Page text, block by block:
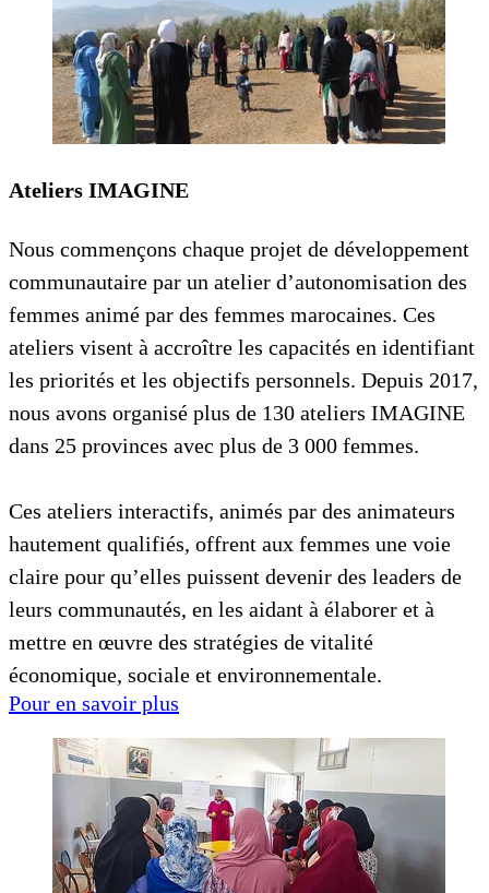
Ateliers IMAGINE
Nous commençons chaque projet de développement
communautaire par un atelier d’autonomisation des
femmes animé par des femmes marocaines. Ces
ateliers visent à accroître les capacités en identifiant
les priorités et les objectifs personnels. Depuis 2017,
nous avons organisé plus de 130 ateliers IMAGINE
dans 25 provinces avec plus de 3 000 femmes.
Ces ateliers interactifs, animés par des animateurs
hautement qualifiés, offrent aux femmes une voie
claire pour qu’elles puissent devenir des leaders de
leurs communautés, en les aidant à élaborer et à
mettre en œuvre des stratégies de vitalité
économique, sociale et environnementale.
Pour en savoir plus